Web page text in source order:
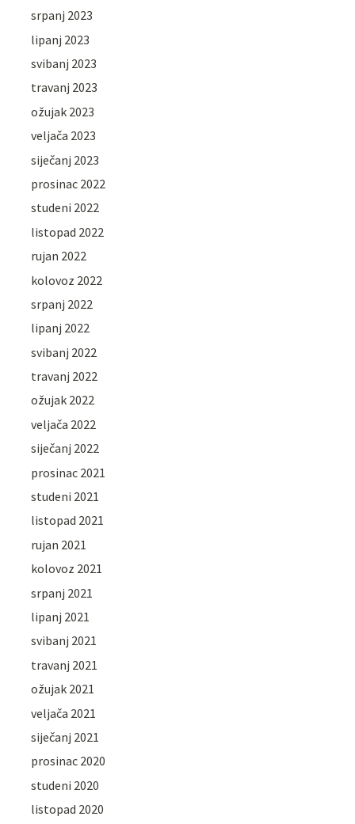
srpanj 2023
lipanj 2023
svibanj 2023
travanj 2023
ožujak 2023
veljača 2023
siječanj 2023
prosinac 2022
studeni 2022
listopad 2022
rujan 2022
kolovoz 2022
srpanj 2022
lipanj 2022
svibanj 2022
travanj 2022
ožujak 2022
veljača 2022
siječanj 2022
prosinac 2021
studeni 2021
listopad 2021
rujan 2021
kolovoz 2021
srpanj 2021
lipanj 2021
svibanj 2021
travanj 2021
ožujak 2021
veljača 2021
siječanj 2021
prosinac 2020
studeni 2020
listopad 2020